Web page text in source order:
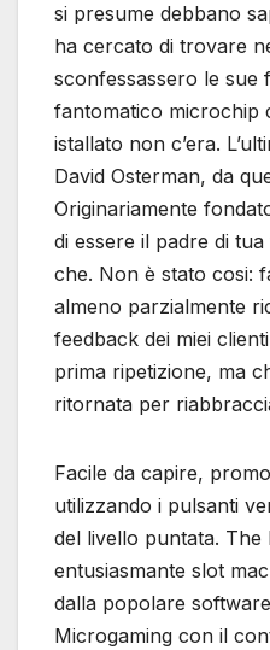
si presume debbano
ha cercato di trovare
sconfessassero le sue
fantomatico microchip
istallato non c’era.
David Osterman, da
Originariamente
di essere il padre di
che. Non è stato cosi:
almeno parzialmente
feedback dei miei
prima ripetizione, ma
ritornata per
Facile da capire,
utilizzando i pulsanti
del livello puntata. The
entusiasmante slot
dalla popolare
Microgaming con il